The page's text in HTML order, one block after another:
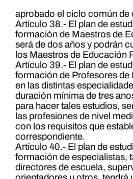
aprobado el ciclo común de
Artículo 38.- El plan de
formación de Maestros de
será de dos años y podrán
los Maestros de Educación
Artículo 39.- El plan de
formación de Profesores de
en las distintas
duración mínima de tres
para hacer tales estudios,
las profesiones de nivel
con los requisitos que
correspondiente.
Artículo 40.- El plan de
formación de especialistas,
directores de escuela,